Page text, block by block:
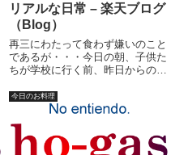
リアルな日常 – 楽天ブログ
（Blog）
再三にわたって食わず嫌いのこと
であるが・・・今日の朝、子供た
ちが学校に行く前、昨日からの長
ないように必死で我慢していたの
である。内容は大したことではな
いが、宿題を誤魔化して遊ぼうと
した挙句、延々と宿題が終わら
ず...
今日のお料理